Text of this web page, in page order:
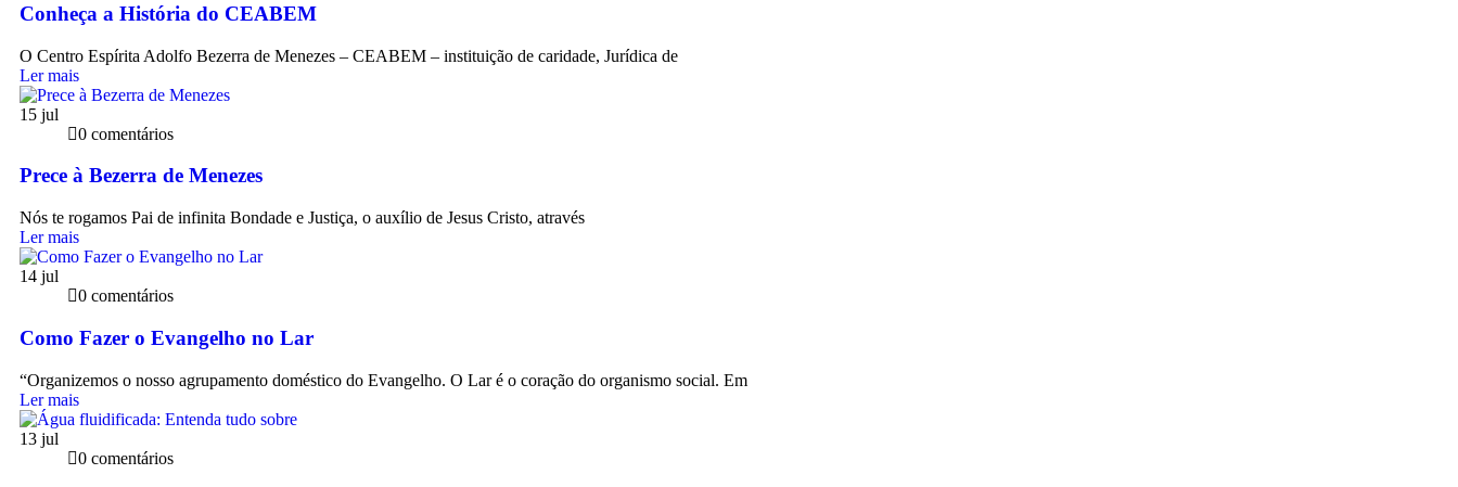
Conheça a História do CEABEM
O Centro Espírita Adolfo Bezerra de Menezes – CEABEM – instituição de caridade, Jurídica de
Ler mais
15 jul
0 comentários
Prece à Bezerra de Menezes
Nós te rogamos Pai de infinita Bondade e Justiça, o auxílio de Jesus Cristo, através
Ler mais
14 jul
0 comentários
Como Fazer o Evangelho no Lar
“Organizemos o nosso agrupamento doméstico do Evangelho. O Lar é o coração do organismo social. Em
Ler mais
13 jul
0 comentários